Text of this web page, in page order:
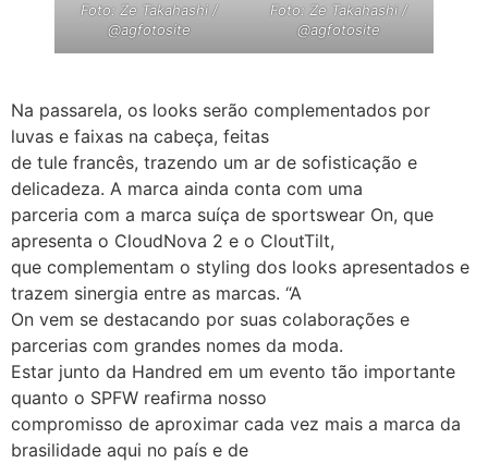
Foto: Ze Takahashi /
@agfotosite
Foto: Ze Takahashi /
@agfotosite
Na passarela, os looks serão complementados por
luvas e faixas na cabeça, feitas
de tule francês, trazendo um ar de sofisticação e
delicadeza. A marca ainda conta com uma
parceria com a marca suíça de sportswear On, que
apresenta o CloudNova 2 e o CloutTilt,
que complementam o styling dos looks apresentados e
trazem sinergia entre as marcas. “A
On vem se destacando por suas colaborações e
parcerias com grandes nomes da moda.
Estar junto da Handred em um evento tão importante
quanto o SPFW reafirma nosso
compromisso de aproximar cada vez mais a marca da
brasilidade aqui no país e de